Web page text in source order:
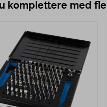
komplettere med